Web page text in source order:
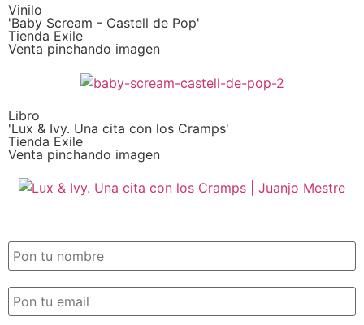
Vinilo
'Baby Scream - Castell de Pop'
Tienda Exile
Venta pinchando imagen
Libro
'Lux & Ivy. Una cita con los Cramps'
Tienda Exile
Venta pinchando imagen